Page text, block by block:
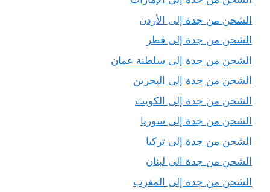
الشحن من جدة إلى الأردن
الشحن من جدة إلى قطر
الشحن من جدة إلى سلطنة عمان
الشحن من جدة إلى البحرين
الشحن من جدة إلى الكويت
الشحن من جدة إلى سوريا
الشحن من جدة إلى تركيا
الشحن من جدة الى لبنان
الشحن من جدة إلى المغرب